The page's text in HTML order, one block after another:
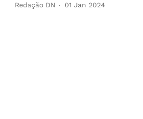
Redação DN 01 Jan 2024